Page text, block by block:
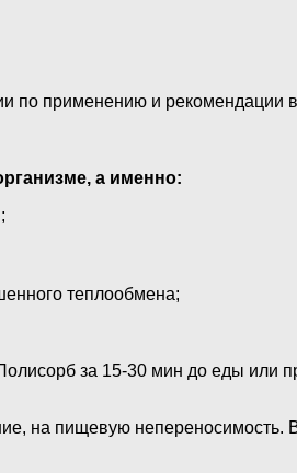
по применению и рекомендации
а именно:
теплообмена;
за 15-30 мин до еды или
на пищевую непереносимость.